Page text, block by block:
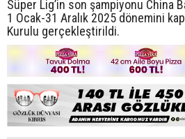
Süper Lig’in son şampiyonu China
1 Ocak-31 Aralık 2025 dönemini
Kurulu gerçekleştirildi.